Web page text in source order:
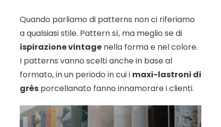
Quando parliamo di patterns non ci riferiamo
a qualsiasi stile. Pattern sì, ma meglio se di
ispirazione vintage nella forma e nel colore.
I patterns vanno scelti anche in base al
formato, in un periodo in cui i maxi-lastroni di
grès porcellanato fanno innamorare i clienti.